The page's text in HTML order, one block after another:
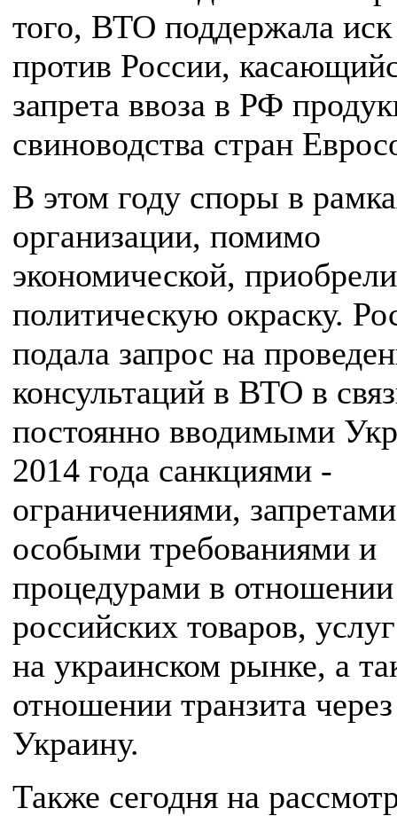
того, ВТО поддержала
против России,
запрета ввоза в РФ
свиноводства стран
В этом году споры в
организации, помимо
экономической,
политическую окраску.
подала запрос на
консультаций в ВТО в
постоянно вводимыми
2014 года санкциями -
ограничениями,
особыми требованиями и
процедурами в отношении
российских товаров,
на украинском рынке, а
отношении транзита через
Украину.
Также сегодня на